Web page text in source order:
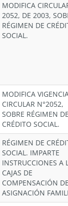
MODIFICA
2052, DE 2003,
RÉGIMEN DE
SOCIAL.
MODIFICA
CIRCULAR N°2052,
SOBRE RÉGIMEN
CRÉDITO SOCIAL.
RÉGIMEN DE
SOCIAL. IMPARTE
INSTRUCCIONES A
CAJAS DE
COMPENSACIÓN
ASIGNACIÓN